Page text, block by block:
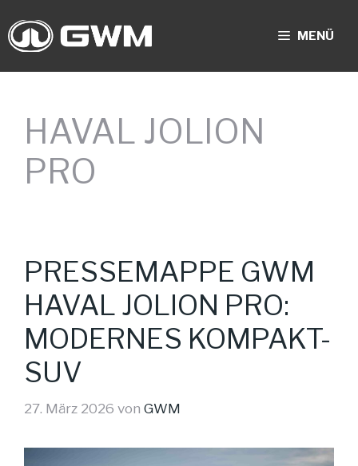
Inhalt
springen
MENÜ
HAVAL JOLION
PRO
PRESSEMAPPE GWM
HAVAL JOLION PRO:
MODERNES KOMPAKT-
SUV
27. März 2026 von GWM